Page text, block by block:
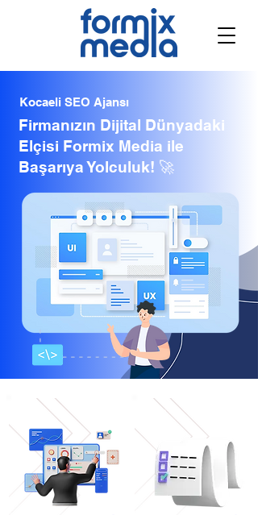
Kocaeli SEO Ajansı
Firmanızın Dijital Dünyadaki
Elçisi Formix Media ile
Başarıya Yolculuk! 🚀